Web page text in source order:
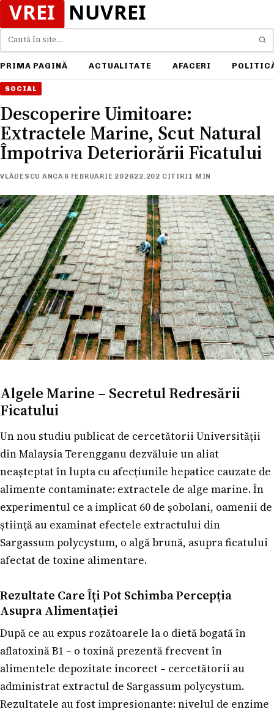
Caută
PRIMA PAGINĂ ACTUALITATE AFACERI
SOCIAL
Descoperire Uimitoare:
Extractele Marine, Scut Natural
Împotriva Deteriorării Ficatului
VLĂDESCU ANCA 6 FEBRUARIE 202622.202 CITIRI 1 MIN
Algele Marine – Secretul Redresării
Ficatului
Un nou studiu publicat de cercetătorii Universității
din Malaysia Terengganu dezvăluie un aliat
neașteptat în lupta cu afecțiunile hepatice cauzate de
alimente contaminate: extractele de alge marine. În
experimentul ce a implicat 60 de șobolani, oamenii de
știință au examinat efectele extractului din
Sargassum polycystum, o algă brună, asupra ficatului
afectat de toxine alimentare.
Rezultate Care Îți Pot Schimba Percepția
Asupra Alimentației
După ce au expus rozătoarele la o dietă bogată în
aflatoxină B1 – o toxină prezentă frecvent în
alimentele depozitate incorect – cercetătorii au
administrat extractul de Sargassum polycystum.
Rezultatele au fost impresionante: nivelul de enzime